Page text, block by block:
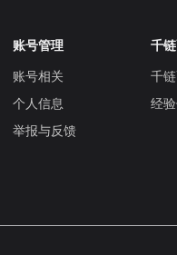
账号管理
账号相关
个人信息
举报与反馈
千
千
经